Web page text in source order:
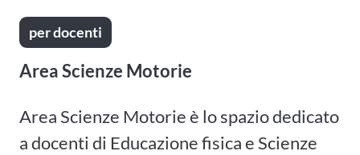
per docenti
Area Scienze Motorie
Area Scienze Motorie è lo spazio dedicato
a docenti di Educazione fisica e Scienze